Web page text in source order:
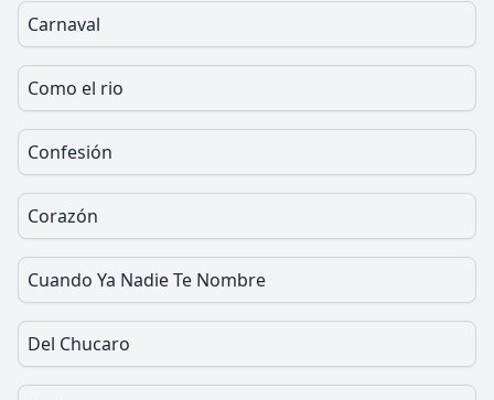
Carnaval
Como el rio
Confesión
Corazón
Cuando Ya Nadie Te Nombre
Del Chucaro